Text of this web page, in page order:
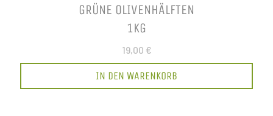
GRÜNE OLIVENHÄLFTEN
1KG
19,00 €
IN DEN WARENKORB